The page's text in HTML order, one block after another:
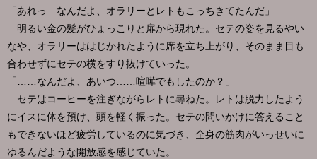
「あれっ なんだよ、オラリーとレトもこっちきてたんだ」
明るい金の髪がひょっこりと扉から現れた。セテの姿を見るやい
なや、オラリーははじかれたように席を立ち上がり、そのまま目も
合わせずにセテの横をすり抜けていった。
「……なんだよ、あいつ……喧嘩でもしたのか？」
セテはコーヒーを注ぎながらレトに尋ねた。レトは脱力したよう
にイスに体を預け、頭を軽く振った。セテの問いかけに答えること
もできないほど疲労しているのに気づき、全身の筋肉がいっせいに
ゆるんだような開放感を感じていた。